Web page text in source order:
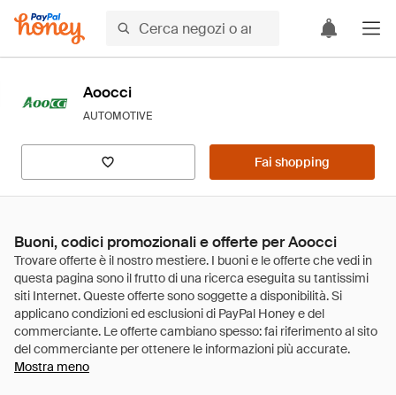
Aoocci
AUTOMOTIVE
Fai shopping
Buoni, codici promozionali e offerte per Aoocci
Mostra meno